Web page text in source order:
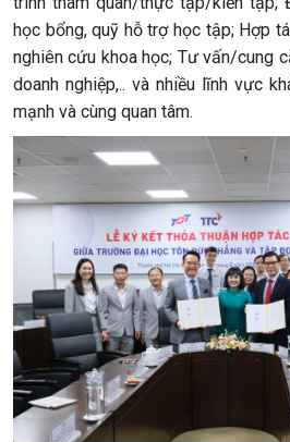
học bổng, quỹ hỗ trợ học tập; Hợp
nghiên cứu khoa học; Tư vấn/cung
doanh nghiệp,.. và nhiều lĩnh vực
mạnh và cùng quan tâm.